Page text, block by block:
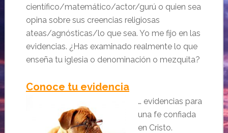
científico/matemático/actor/gurú o quien sea
opina sobre sus creencias religiosas
ateas/agnósticas/lo que sea. Yo me fijo en las
evidencias. ¿Has examinado realmente lo que
enseña tu iglesia o denominación o mezquita?
Conoce tu evidencia
… evidencias para
una fe confiada
en Cristo.